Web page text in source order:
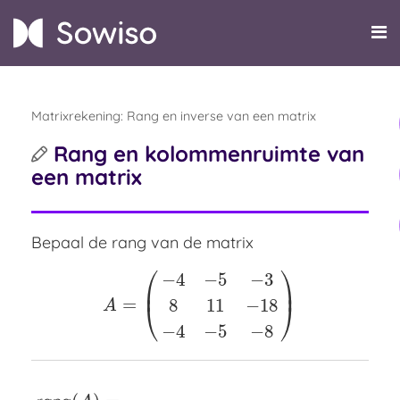
Matrixrekening: Rang en inverse van een matrix
Rang en kolommenruimte van
een matrix
Bepaal de rang van de matrix
A = ⎛
⎝
⎜ −4
8
−4
−5
11
−5
−3
−18
−8
⎞
⎠
⎟
A=( 4 5− 11−18 −5−8